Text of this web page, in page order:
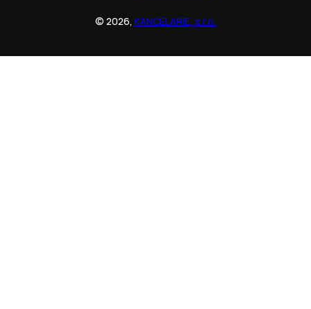
© 2026, KANCELARIE, s.r.o.